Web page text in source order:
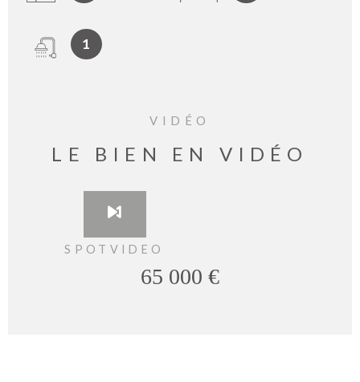
1
VIDÉO
LE BIEN EN VIDÉO
SPOTVIDEO
65 000 €